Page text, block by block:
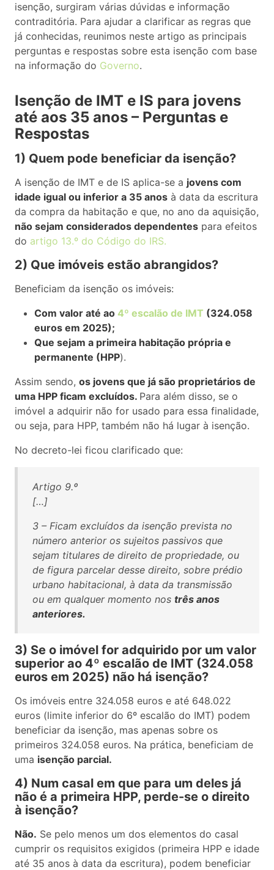
isenção, surgiram várias dúvidas e informação
contraditória. Para ajudar a clarificar as regras que
já conhecidas, reunimos neste artigo as principais
perguntas e respostas sobre esta isenção com base
na informação do Governo.
Isenção de IMT e IS para jovens
até aos 35 anos – Perguntas e
Respostas
1) Quem pode beneficiar da isenção?
A isenção de IMT e de IS aplica-se a jovens com
idade igual ou inferior a 35 anos à data da escritura
da compra da habitação e que, no ano da aquisição,
não sejam considerados dependentes para efeitos
do artigo 13.º do Código do IRS.
2) Que imóveis estão abrangidos?
Beneficiam da isenção os imóveis:
Com valor até ao 4º escalão de IMT (324.058
euros em 2025);
Que sejam a primeira habitação própria e
permanente (HPP).
Assim sendo, os jovens que já são proprietários de
uma HPP ficam excluídos. Para além disso, se o
imóvel a adquirir não for usado para essa finalidade,
ou seja, para HPP, também não há lugar à isenção.
No decreto-lei ficou clarificado que:
Artigo 9.º
[…]
3 – Ficam excluídos da isenção prevista no
número anterior os sujeitos passivos que
sejam titulares de direito de propriedade, ou
de figura parcelar desse direito, sobre prédio
urbano habitacional, à data da transmissão
ou em qualquer momento nos três anos
anteriores.
3) Se o imóvel for adquirido por um valor
superior ao 4º escalão de IMT (324.058
euros em 2025) não há isenção?
Os imóveis entre 324.058 euros e até 648.022
euros (limite inferior do 6º escalão do IMT) podem
beneficiar da isenção, mas apenas sobre os
primeiros 324.058 euros. Na prática, beneficiam de
uma isenção parcial.
4) Num casal em que para um deles já
não é a primeira HPP, perde-se o direito
à isenção?
Não. Se pelo menos um dos elementos do casal
cumprir os requisitos exigidos (primeira HPP e idade
até 35 anos à data da escritura), podem beneficiar